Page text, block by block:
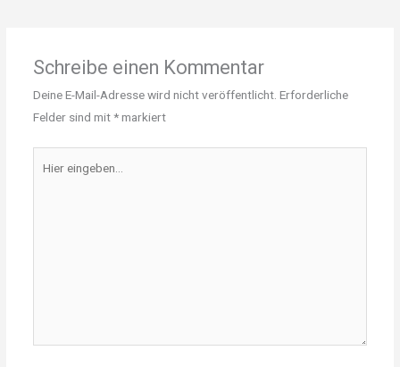
Schreibe einen Kommentar
Deine E-Mail-Adresse wird nicht veröffentlicht. Erforderliche
Felder sind mit*markiert
eingeben…